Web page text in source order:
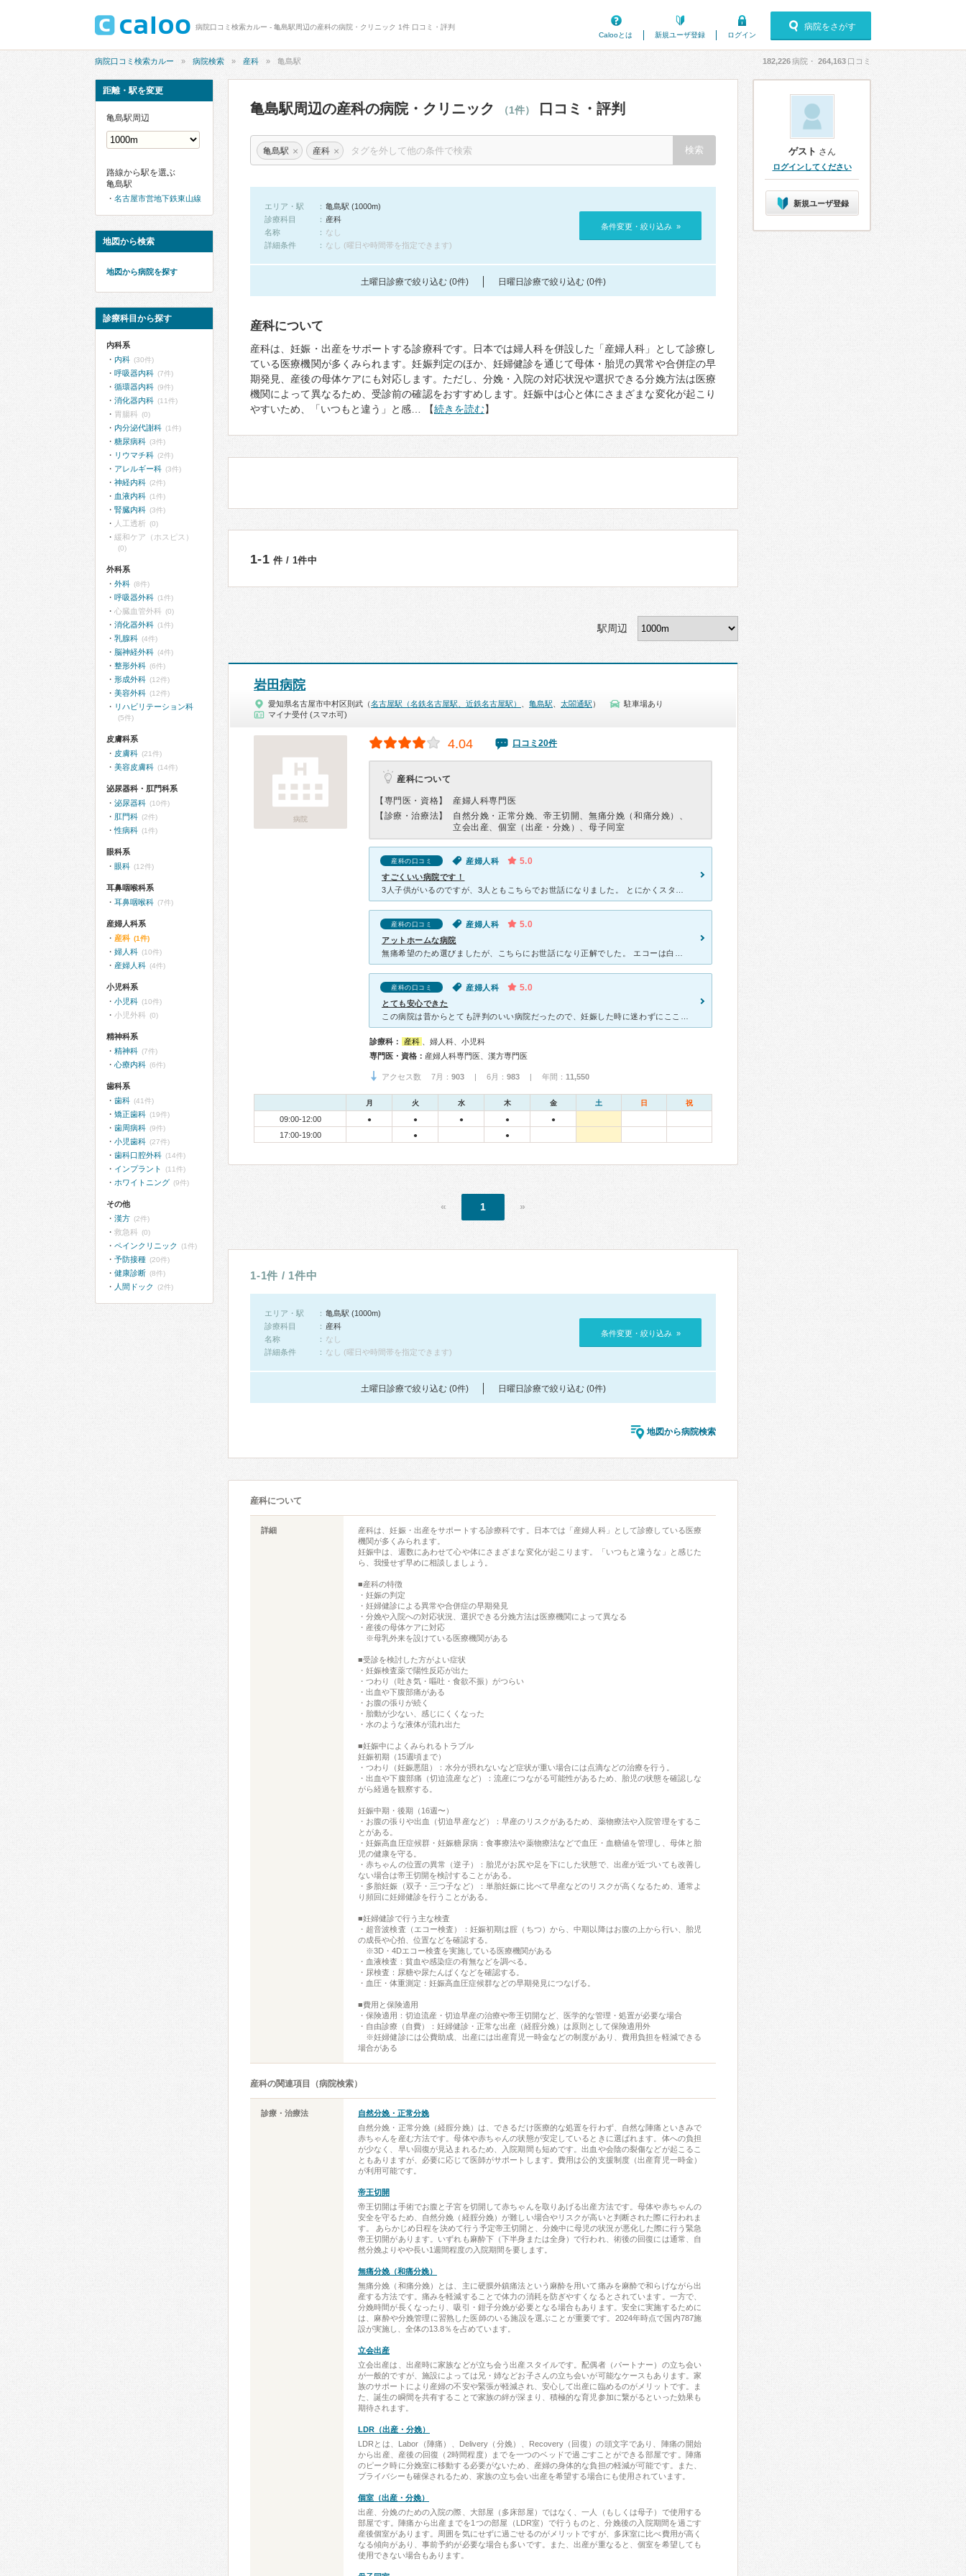
病院口コミ検索カルー - 亀島駅周辺の産科の病院・クリニック 1件 口コミ・評判
Calooとは
新規ユーザ登録 ログイン
病院をさがす
病院口コミ検索カルー 病院検索 産科 亀島駅 182,226病院・ 264,163 口コミ
亀島駅周辺の産科の病院・クリニック （1件） 口コミ・評判
亀島駅 × 産科 ×
エリア・駅
亀島駅 (1000m)
診療科目
産科
名称
なし
詳細条件
なし (曜日や時間帯を指定できます)
条件変更・絞り込み »
土曜日診療で絞り込む (0件) 日曜日診療で絞り込む (0件)
産科について
産科は、妊娠・出産をサポートする診療科です。日本では婦人科を併設した「産婦人科」として診療し
ている医療機関が多くみられます。妊娠判定のほか、妊婦健診を通じて母体・胎児の異常や合併症の早
期発見、産後の母体ケアにも対応します。ただし、分娩・入院の対応状況や選択できる分娩方法は医療
機関によって異なるため、受診前の確認をおすすめします。妊娠中は心と体にさまざまな変化が起こり
やすいため、「いつもと違う」と感… 【続きを読む】
1-1 件 / 1件中
駅周辺
岩田病院
愛知県名古屋市中村区則武（名古屋駅（名鉄名古屋駅、近鉄名古屋駅） 亀島駅 太閤通駅 ）
駐車場あり
マイナ受付 (スマホ可)
病院
4.04 口コミ20件
産科について
【専門医・資格】
産婦人科専門医
【診療・治療法】
自然分娩・正常分娩、帝王切開、無痛分娩（和痛分娩）、
立会出産、個室（出産・分娩）、母子同室
産科の口コミ 産婦人科 5.0
すごくいい病院です！
産科の口コミ 産婦人科 5.0
アットホームな病院
産科の口コミ 産婦人科 5.0
とても安心できた
診療科： 産科
、婦人科、小児科
専門医・資格： 産婦人科専門医、漢方専門医
アクセス数 7月： 903 | 6月： 983 | 年間： 11,550
月 火 水 木 金 土 日 祝
09:00-12:00 ● ● ● ● ●
17:00-19:00 ● ●
« 1 »
1-1件 / 1件中
エリア・駅
亀島駅 (1000m)
診療科目
産科
名称
なし
詳細条件
なし (曜日や時間帯を指定できます)
条件変更・絞り込み »
土曜日診療で絞り込む (0件) 日曜日診療で絞り込む (0件)
地図から病院検索
産科について
詳細
産科は、妊娠・出産をサポートする診療科です。日本では「産婦人科」として診療している医療
機関が多くみられます。
妊娠中は、週数にあわせて心や体にさまざまな変化が起こります。「いつもと違うな」と感じた
ら、我慢せず早めに相談しましょう。
■産科の特徴
・妊娠の判定
・妊婦健診による異常や合併症の早期発見
・分娩や入院への対応状況、選択できる分娩方法は医療機関によって異なる
・産後の母体ケアに対応
※母乳外来を設けている医療機関がある
■受診を検討した方がよい症状
・妊娠検査薬で陽性反応が出た
・つわり（吐き気・嘔吐・食欲不振）がつらい
・出血や下腹部痛がある
・お腹の張りが続く
・胎動が少ない、感じにくくなった
・水のような液体が流れ出た
■妊娠中によくみられるトラブル
妊娠初期（15週頃まで）
・つわり（妊娠悪阻）：水分が摂れないなど症状が重い場合には点滴などの治療を行う。
・出血や下腹部痛（切迫流産など）：流産につながる可能性があるため、胎児の状態を確認しな
がら経過を観察する。
妊娠中期・後期（16週〜）
・お腹の張りや出血（切迫早産など）：早産のリスクがあるため、薬物療法や入院管理をするこ
とがある。
・妊娠高血圧症候群・妊娠糖尿病：食事療法や薬物療法などで血圧・血糖値を管理し、母体と胎
児の健康を守る。
・赤ちゃんの位置の異常（逆子）：胎児がお尻や足を下にした状態で、出産が近づいても改善し
ない場合は帝王切開を検討することがある。
・多胎妊娠（双子・三つ子など）：単胎妊娠に比べて早産などのリスクが高くなるため、通常よ
り頻回に妊婦健診を行うことがある。
■妊婦健診で行う主な検査
・超音波検査（エコー検査）：妊娠初期は腟（ちつ）から、中期以降はお腹の上から行い、胎児
の成長や心拍、位置などを確認する。
※3D・4Dエコー検査を実施している医療機関がある
・血液検査：貧血や感染症の有無などを調べる。
・尿検査：尿糖や尿たんぱくなどを確認する。
・血圧・体重測定：妊娠高血圧症候群などの早期発見につなげる。
■費用と保険適用
・保険適用：切迫流産・切迫早産の治療や帝王切開など、医学的な管理・処置が必要な場合
・自由診療（自費）：妊婦健診・正常な出産（経腟分娩）は原則として保険適用外
※妊婦健診には公費助成、出産には出産育児一時金などの制度があり、費用負担を軽減できる
場合がある
産科の関連項目（病院検索）
診療・治療法
自然分娩・正常分娩
自然分娩・正常分娩（経腟分娩）は、できるだけ医療的な処置を行わず、自然な陣痛といきみで
赤ちゃんを産む方法です。母体や赤ちゃんの状態が安定しているときに選ばれます。体への負担
が少なく、早い回復が見込まれるため、入院期間も短めです。出血や会陰の裂傷などが起こるこ
ともありますが、必要に応じて医師がサポートします。費用は公的支援制度（出産育児一時金）
が利用可能です。
帝王切開
帝王切開は手術でお腹と子宮を切開して赤ちゃんを取りあげる出産方法です。母体や赤ちゃんの
安全を守るため、自然分娩（経腟分娩）が難しい場合やリスクが高いと判断された際に行われま
す。 あらかじめ日程を決めて行う予定帝王切開と、分娩中に母児の状況が悪化した際に行う緊急
帝王切開があります。いずれも麻酔下（下半身または全身）で行われ、術後の回復には通常、自
然分娩よりやや長い1週間程度の入院期間を要します。
無痛分娩（和痛分娩）
無痛分娩（和痛分娩）とは、主に硬膜外鎮痛法という麻酔を用いて痛みを麻酔で和らげながら出
産する方法です。痛みを軽減することで体力の消耗を防ぎやすくなるとされています。一方で、
分娩時間が長くなったり、吸引・鉗子分娩が必要となる場合もあります。安全に実施するために
は、麻酔や分娩管理に習熟した医師のいる施設を選ぶことが重要です。2024年時点で国内787施
設が実施し、全体の13.8％を占めています。
立会出産
立会出産は、出産時に家族などが立ち会う出産スタイルです。配偶者（パートナー）の立ち会い
が一般的ですが、施設によっては兄・姉などお子さんの立ち会いが可能なケースもあります。家
族のサポートにより産婦の不安や緊張が軽減され、安心して出産に臨めるのがメリットです。ま
た、誕生の瞬間を共有することで家族の絆が深まり、積極的な育児参加に繋がるといった効果も
期待されます。
LDR（出産・分娩）
LDRとは、Labor（陣痛）、Delivery（分娩）、Recovery（回復）の頭文字であり、陣痛の開始
から出産、産後の回復（2時間程度）までを一つのベッドで過ごすことができる部屋です。陣痛
のピーク時に分娩室に移動する必要がないため、産婦の身体的な負担の軽減が可能です。また、
プライバシーも確保されるため、家族の立ち会い出産を希望する場合にも使用されています。
個室（出産・分娩）
出産、分娩のための入院の際、大部屋（多床部屋）ではなく、一人（もしくは母子）で使用する
部屋です。陣痛から出産までを1つの部屋（LDR室）で行うものと、分娩後の入院期間を過ごす
産後個室があります。周囲を気にせずに過ごせるのがメリットですが、多床室に比べ費用が高く
なる傾向があり、事前予約が必要な場合も多いです。また、出産が重なると、個室を希望しても
使用できない場合もあります。
距離・駅を変更
亀島駅周辺
路線から駅を選ぶ
亀島駅
名古屋市営地下鉄東山線
地図から検索
地図から病院を探す
診療科目から探す
内科系
内科 (30件)
呼吸器内科 (7件)
循環器内科 (9件)
消化器内科 (11件)
胃腸科 (0)
内分泌代謝科 (1件)
糖尿病科 (3件)
リウマチ科 (2件)
アレルギー科 (3件)
神経内科 (2件)
血液内科 (1件)
腎臓内科 (3件)
人工透析 (0)
緩和ケア（ホスピス）
(0)
外科系
外科 (8件)
呼吸器外科 (1件)
心臓血管外科 (0)
消化器外科 (1件)
乳腺科 (4件)
脳神経外科 (4件)
整形外科 (6件)
形成外科 (12件)
美容外科 (12件)
リハビリテーション科
(5件)
皮膚科系
皮膚科 (21件)
美容皮膚科 (14件)
泌尿器科・肛門科系
泌尿器科 (10件)
肛門科 (2件)
性病科 (1件)
眼科系
眼科 (12件)
耳鼻咽喉科系
耳鼻咽喉科 (7件)
産婦人科系
産科 (1件)
婦人科 (10件)
産婦人科 (4件)
小児科系
小児科 (10件)
小児外科 (0)
精神科系
精神科 (7件)
心療内科 (6件)
歯科系
歯科 (41件)
矯正歯科 (19件)
歯周病科 (9件)
小児歯科 (27件)
歯科口腔外科 (14件)
インプラント (11件)
ホワイトニング (9件)
その他
漢方 (2件)
救急科 (0)
ペインクリニック (1件)
予防接種 (20件)
健康診断 (8件)
人間ドック (2件)
ゲスト さん
ログインしてください
新規ユーザ登録